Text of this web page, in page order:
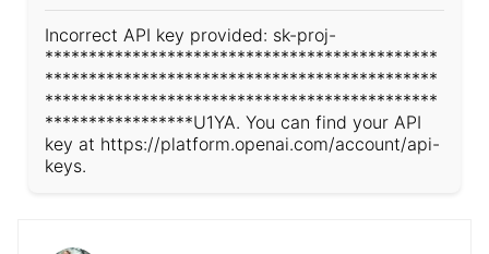
Incorrect API key provided: sk-proj-
*********************************************
*********************************************
*********************************************
*****************U1YA. You can find your API
key at https://platform.openai.com/account/api-
keys.